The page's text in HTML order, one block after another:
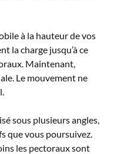
à la hauteur de vos
la charge jusqu’à ce
Maintenant,
Le mouvement ne
sous plusieurs angles,
que vous poursuivez.
les pectoraux sont